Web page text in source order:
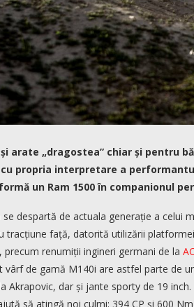
arate „dragostea” chiar și pentru
propria interpretare a
un Ram 1500 în companionul
despartă de actuala generație a celui
tracțiune față, datorită utilizării
renumiții ingineri germani de la
vârf de gamă M140i are astfel parte de
Akrapovic, dar și jante sporty de 19
să atingă noi culmi: 394 CP și 600